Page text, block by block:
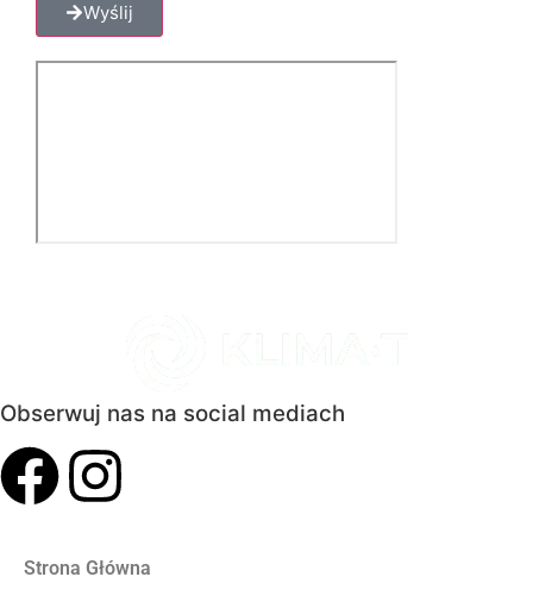
Wyślij
Obserwuj nas na social mediach
Strona Główna